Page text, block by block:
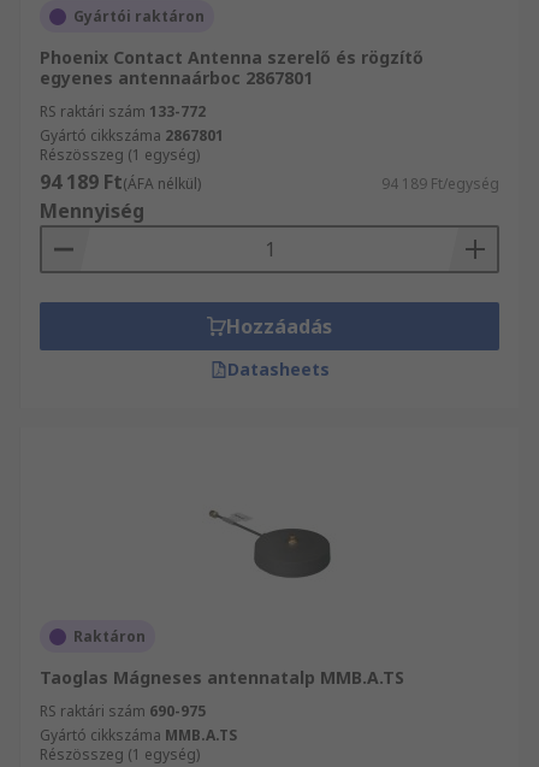
Gyártói raktáron
Phoenix Contact Antenna szerelő és rögzítő
egyenes antennaárboc 2867801
RS raktári szám 133-772
Gyártó cikkszáma 2867801
Részösszeg (1 egység)
94 189 Ft(ÁFA nélkül) 94 189 Ft/egység
Mennyiség
Hozzáadás
Datasheets
Raktáron
Taoglas Mágneses antennatalp MMB.A.TS
RS raktári szám 690-975
Gyártó cikkszáma MMB.A.TS
Részösszeg (1 egység)